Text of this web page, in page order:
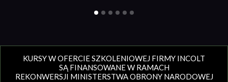
KURSY W OFERCIE SZKOLENIOWEJ FIRMY INCOLT
SĄ FINANSOWANE W RAMACH
REKONWERSJI MINISTERSTWA OBRONY NARODOWEJ